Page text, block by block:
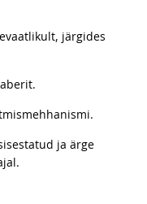
järgides
ja ärge